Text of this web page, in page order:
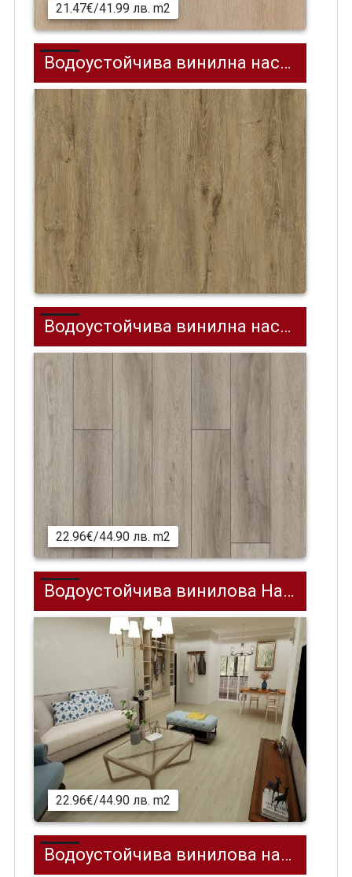
21.47€/41.99 лв. m2
Водоустойчива винилнa настилка (SPC) Premium 1 Autumn oak
Водоустойчива винилнa настилка Effector (SPC) на клик система 12бр./2.64м² Missy Oak VL88017-5
22.96€/44.90 лв. m2
Водоустойчива винилова Настилка (SPC) на клик, Golden Oak, 1220 x 180 мм
22.96€/44.90 лв. m2
Водоустойчива винилова настилка (SPC) на клик, Smoky Grey Oak